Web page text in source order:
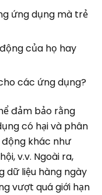
ứng dụng mà trẻ
của họ hay
các ứng dụng?
đảm bảo rằng
có hại và phân
khác như
v.v. Ngoài ra,
dữ liệu hàng ngày
vượt quá giới hạn